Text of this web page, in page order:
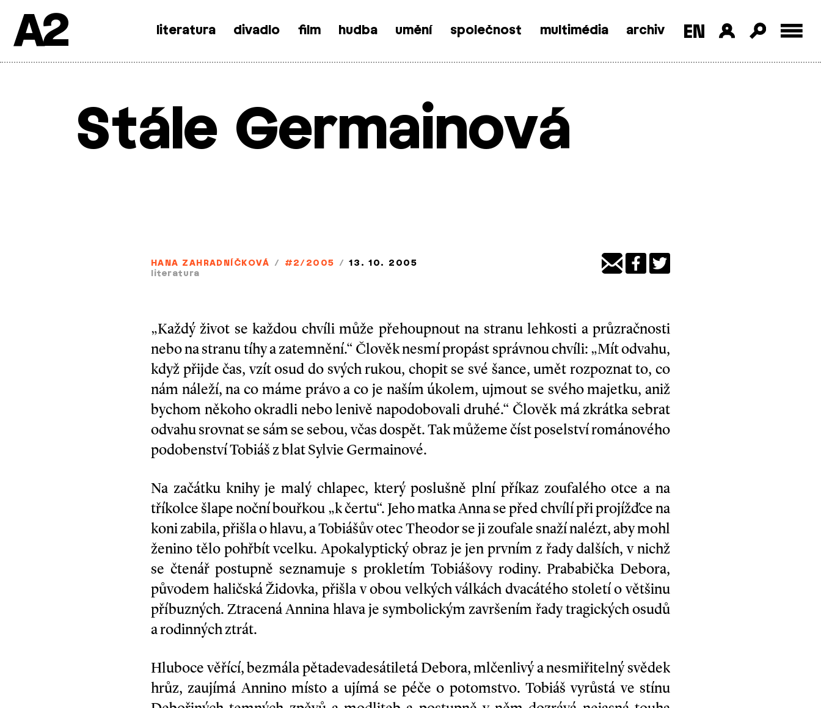
SkipA2 literatura divadlo film hudba umění společnost multimédia archiv
Stále Germainová
HANA ZAHRADNÍČKOVÁ / #2/2005 / 13. 10. 2005
literatura
„Každý život se každou chvíli může přehoupnout na stranu lehkosti a průzračnosti
nebo na stranu tíhy a zatemnění.“ Člověk nesmí propást správnou chvíli: „Mít odvahu,
když přijde čas, vzít osud do svých rukou, chopit se své šance, umět rozpoznat to, co
nám náleží, na co máme právo a co je naším úkolem, ujmout se svého majetku, aniž
bychom někoho okradli nebo lenivě napodobovali druhé.“ Člověk má zkrátka sebrat
odvahu srovnat se sám se sebou, včas dospět. Tak můžeme číst poselství románového
podobenství Tobiáš z blat Sylvie Germainové.
Na začátku knihy je malý chlapec, který poslušně plní příkaz zoufalého otce a na
tříkolce šlape noční bouřkou „k čertu“. Jeho matka Anna se před chvílí při projížďce na
koni zabila, přišla o hlavu, a Tobiášův otec Theodor se ji zoufale snaží nalézt, aby mohl
ženino tělo pohřbít vcelku. Apokalyptický obraz je jen prvním z řady dalších, v nichž
se čtenář postupně seznamuje s prokletím Tobiášovy rodiny. Prababička Debora,
původem haličská Židovka, přišla v obou velkých válkách dvacátého století o většinu
příbuzných. Ztracená Annina hlava je symbolickým završením řady tragických osudů
a rodinných ztrát.
Hluboce věřící, bezmála pětadevadesátiletá Debora, mlčenlivý a nesmiřitelný svědek
hrůz, zaujímá Annino místo a ujímá se péče o potomstvo. Tobiáš vyrůstá ve stínu